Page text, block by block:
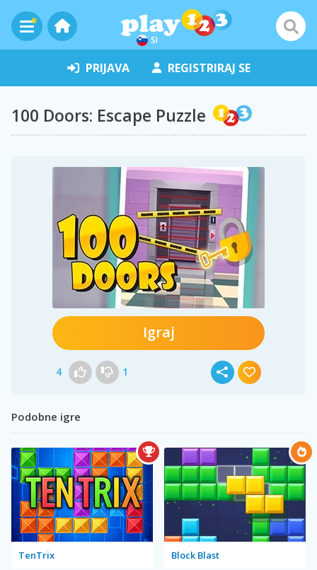
SI
PRIJAVA REGISTRIRAJ SE
100 Doors: Escape Puzzle
Igraj
4 1
Podobne igre
TenTrix Block Blast